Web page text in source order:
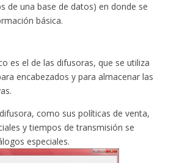
de una base de datos) en donde se
básica.
es el de las difusoras, que se utiliza
encabezados y para almacenar las
como sus políticas de venta,
y tiempos de transmisión se
especiales.